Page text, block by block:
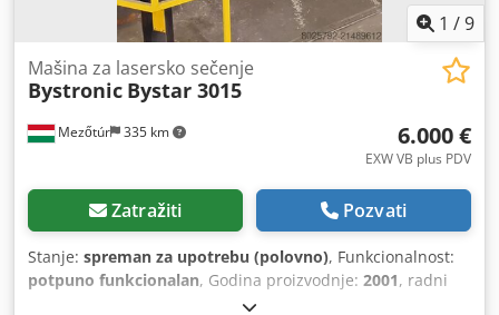
1 /9
Mezőtúr 335 km
Mašina za lasersko sečenje
Bystronic Bystar 3015
6.000 €
EXW VB plus PDV
Zatražiti Pozvati
Stanje: spreman za upotrebu (polovno), Funkcionalnost:
potpuno funkcionalan, Godina proizvodnje: 2001, radni
4.000 W